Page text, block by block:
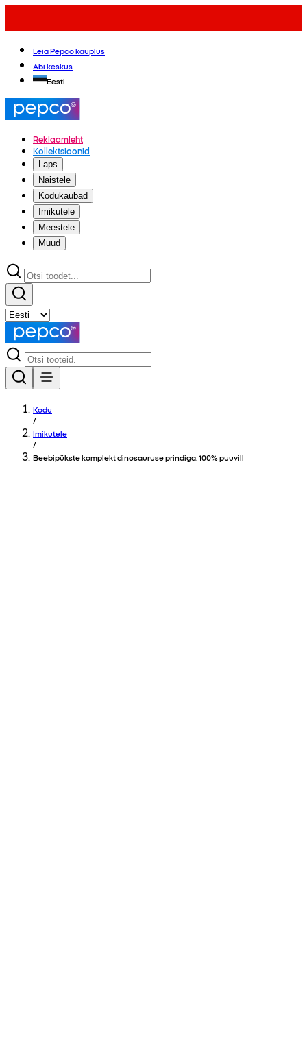
Leia Pepco kauplus
Abi keskus
Eesti
Reklaamleht
Kollektsioonid
Laps
Naistele
Kodukaubad
Imikutele
Meestele
Muud
Kodu
/
Imikutele
/
Beebipükste komplekt dinosauruse prindiga, 100% puuvill